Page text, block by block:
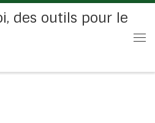
des outils pour le